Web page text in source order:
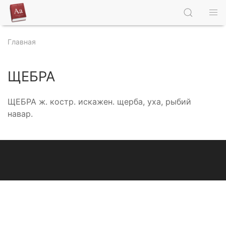
Главная
ЩЕБРА
ЩЕБРА ж. костр. искажен. щерба, уха, рыбий
навар.